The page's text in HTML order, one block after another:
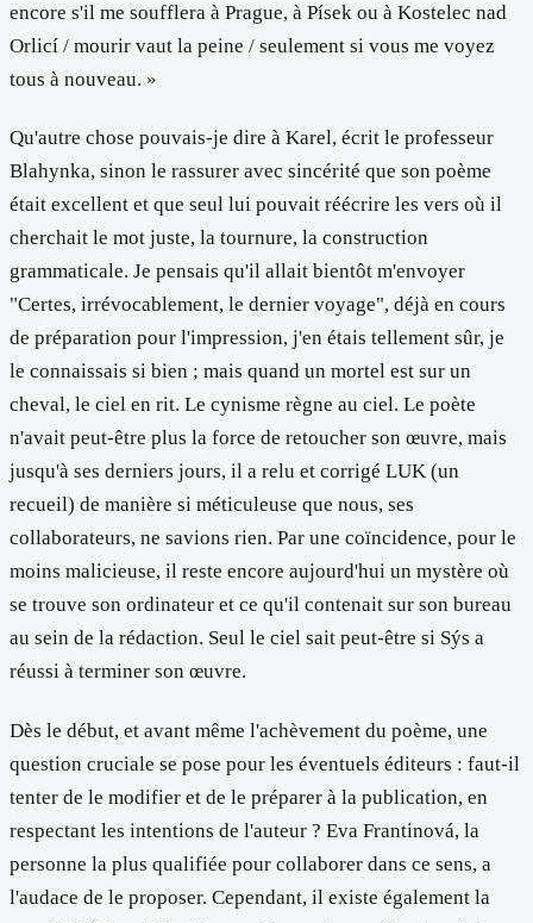
encore s'il me soufflera à Prague, à Písek ou à Kostelec nad
Orlicí / mourir vaut la peine / seulement si vous me voyez
tous à nouveau. »
Qu'autre chose pouvais-je dire à Karel, écrit le professeur
Blahynka, sinon le rassurer avec sincérité que son poème
était excellent et que seul lui pouvait réécrire les vers où il
cherchait le mot juste, la tournure, la construction
grammaticale. Je pensais qu'il allait bientôt m'envoyer
"Certes, irrévocablement, le dernier voyage", déjà en cours
de préparation pour l'impression, j'en étais tellement sûr, je
le connaissais si bien ; mais quand un mortel est sur un
cheval, le ciel en rit. Le cynisme règne au ciel. Le poète
n'avait peut-être plus la force de retoucher son œuvre, mais
jusqu'à ses derniers jours, il a relu et corrigé LUK (un
recueil) de manière si méticuleuse que nous, ses
collaborateurs, ne savions rien. Par une coïncidence, pour le
moins malicieuse, il reste encore aujourd'hui un mystère où
se trouve son ordinateur et ce qu'il contenait sur son bureau
au sein de la rédaction. Seul le ciel sait peut-être si Sýs a
réussi à terminer son œuvre.
Dès le début, et avant même l'achèvement du poème, une
question cruciale se pose pour les éventuels éditeurs : faut-il
tenter de le modifier et de le préparer à la publication, en
respectant les intentions de l'auteur ? Eva Frantinová, la
personne la plus qualifiée pour collaborer dans ce sens, a
l'audace de le proposer. Cependant, il existe également la